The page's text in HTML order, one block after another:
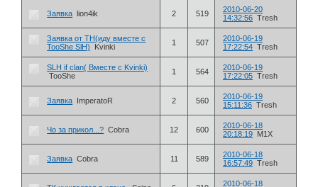
Заявка lion4ik 2 519
2010-06-20
14:32:56 Tresh
Заявка от TH(иду вместе с
TooShe SlH)
Kvinki 1 507
2010-06-19
17:22:54 Tresh
SLH if clan( Вместе с Kvinki)
TooShe
1 564
2010-06-19
17:22:05 Tresh
Заявка ImperatoR 2 560
2010-06-19
15:11:36 Tresh
Чо за прикол...? Cobra 12 600
2010-06-18
20:18:19 M1X
Заявка Cobra 11 589
2010-06-18
16:57:49 Tresh
2010-06-18